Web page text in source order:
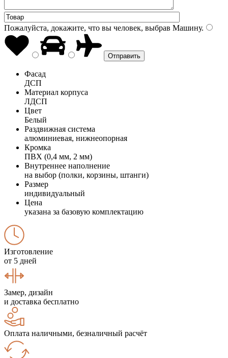
Пожалуйста, докажите, что вы человек, выбрав Машину.
Фасад
ДСП
Материал корпуса
ЛДСП
Цвет
Белый
Раздвижная система
алюминиевая, нижнеопорная
Кромка
ПВХ (0,4 мм, 2 мм)
Внутреннее наполнение
на выбор (полки, корзины, штанги)
Размер
индивидуальный
Цена
указана за базовую комплектацию
Изготовление
от 5 дней
Замер, дизайн
и доставка бесплатно
Оплата наличными, безналичный расчёт